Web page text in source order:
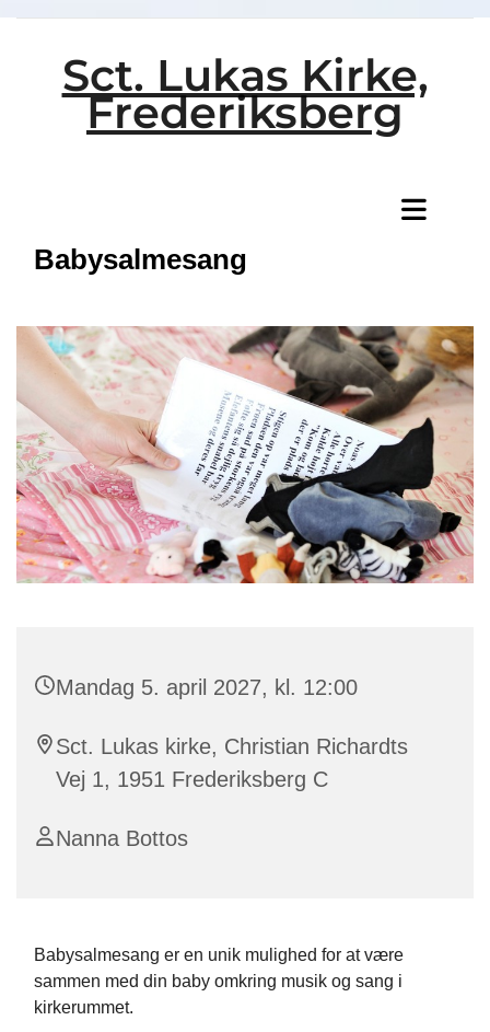
Sct. Lukas Kirke,
Frederiksberg
Babysalmesang
Mandag 5. april 2027, kl. 12:00
Sct. Lukas kirke, Christian Richardts
Vej 1, 1951 Frederiksberg C
Nanna Bottos
Babysalmesang er en unik mulighed for at være
sammen med din baby omkring musik og sang i
kirkerummet.